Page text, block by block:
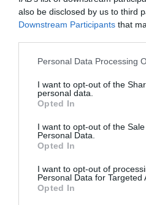
also be disclosed by us to third
Downstream Participants that
Personal Data Processing
I want to opt-out of the
personal data.
Opted In
I want to opt-out of the
Personal Data.
Opted In
I want to opt-out of
Personal Data for Targeted
Opted In